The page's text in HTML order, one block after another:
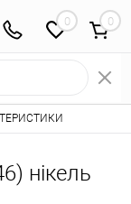
0
• Серцевини
нікель